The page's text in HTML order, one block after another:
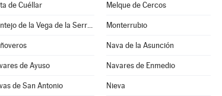
de Cuéllar Melque de Cercos
Montejo de la Vega de la Serrezuela Monterrubio
Nava de la Asunción
de Ayuso Navares de Enmedio
de San Antonio Nieva